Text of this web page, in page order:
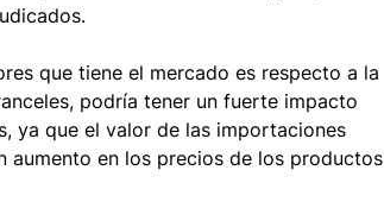
que tiene el mercado es respecto a la
podría tener un fuerte impacto
ya que el valor de las importaciones
aumento en los precios de los productos